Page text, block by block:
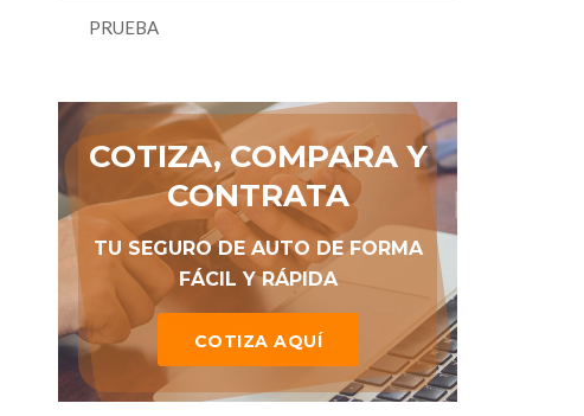
PRUEBA
COTIZA, COMPARA Y
CONTRATA
TU SEGURO DE AUTO DE FORMA
FÁCIL Y RÁPIDA
COTIZA AQUÍ